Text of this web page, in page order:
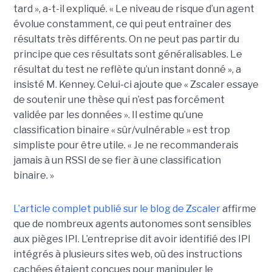
tard », a-t-il expliqué. « Le niveau de risque d’un agent
évolue constamment, ce qui peut entraîner des
résultats très différents. On ne peut pas partir du
principe que ces résultats sont généralisables. Le
résultat du test ne reflète qu’un instant donné », a
insisté M. Kenney. Celui-ci ajoute que « Zscaler essaye
de soutenir une thèse qui n’est pas forcément
validée par les données ». Il estime qu’une
classification binaire « sûr/vulnérable » est trop
simpliste pour être utile. « Je ne recommanderais
jamais à un RSSI de se fier à une classification
binaire. »
L’article complet publié sur le blog de Zscaleraffirme
que de nombreux agents autonomes sont sensibles
aux pièges IPI. L’entreprise dit avoir identifié des IPI
intégrés à plusieurs sites web, où des instructions
cachées étaient conçues pour manipuler le